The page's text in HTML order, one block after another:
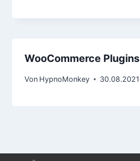
WooCommerce Plugins
Von HypnoMonkey 30.08.2021